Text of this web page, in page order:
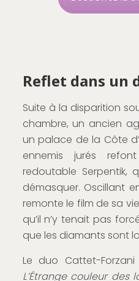
Reflet dans un
Suite à la disparition
chambre, un ancien
un palace de la Côte
ennemis jurés
redoutable Serpentik,
démasquer. Oscillant
remonte le film de sa
qu’il n’y tenait pas
que les diamants sont
Le duo Cattet-
L’Étrange couleur